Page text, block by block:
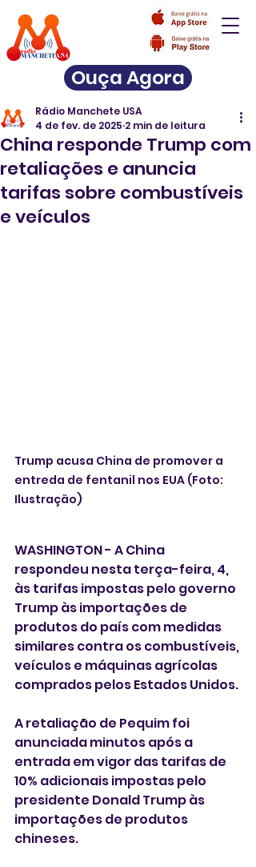
Ouça Agora
China responde Trump com
retaliações e anuncia
tarifas sobre combustíveis
e veículos
Rádio Manchete USA
4 de fev. de 2025 2 min de leitura
Trump acusa China de promover a
entreda de fentanil nos EUA (Foto:
Ilustração)
WASHINGTON - A China
respondeu nesta terça-feira, 4,
às tarifas impostas pelo governo
Trump às importações de
produtos do país com medidas
similares contra os combustíveis,
veículos e máquinas agrícolas
comprados pelos Estados Unidos.
A retaliação de Pequim foi
anunciada minutos após a
entrada em vigor das tarifas de
10% adicionais impostas pelo
presidente Donald Trump às
importações de produtos
chineses.